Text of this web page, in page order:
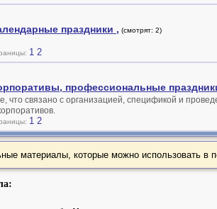
праздники , (смотрят: 2)
1 2
профессиональные
что связано с организацией, спецификой и
1 2
материалы, которые можно использовать в